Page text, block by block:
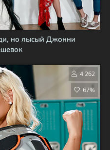
но лысый Джонни
4 262
67%